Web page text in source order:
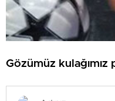
Gözümüz kulağımız